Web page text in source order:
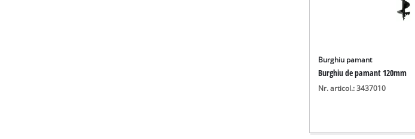
Burghiu pamant
Burghiu de pamant 120mm
Nr. articol.: 3437010